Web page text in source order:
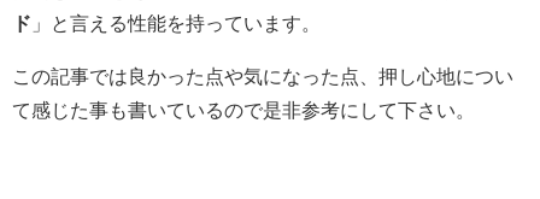
ド 」と言える性能を持っています。
この記事では良かった点や気になった点、押し心地につい
て感じた事も書いているので是非参考にして下さい。